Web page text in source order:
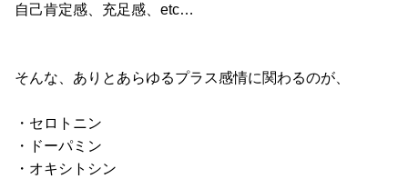
自己肯定感、充足感、etc…
そんな、ありとあらゆるプラス感情に関わるのが、
・セロトニン
・ドーパミン
・オキシトシン